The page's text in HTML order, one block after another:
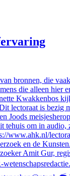
bronnen, die
die alleen
Kwakkenbos
lectoraat is
Joods
tehuis om in
www.ahk.nl/
en de
Amit Gur,